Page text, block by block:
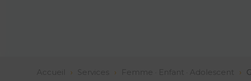
Accueil Services Femme · Enfant · Adolescent